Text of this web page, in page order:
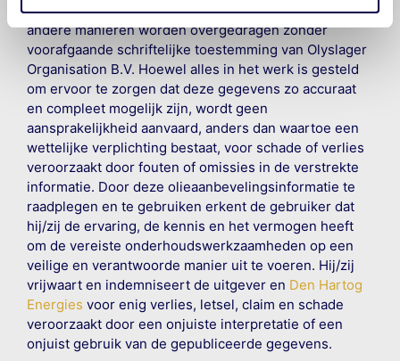
gereproduceerd, opgeslagen in een database of op
andere manieren worden overgedragen zonder
voorafgaande schriftelijke toestemming van Olyslager
Organisation B.V. Hoewel alles in het werk is gesteld
om ervoor te zorgen dat deze gegevens zo accuraat
en compleet mogelijk zijn, wordt geen
aansprakelijkheid aanvaard, anders dan waartoe een
wettelijke verplichting bestaat, voor schade of verlies
veroorzaakt door fouten of omissies in de verstrekte
informatie. Door deze olieaanbevelingsinformatie te
raadplegen en te gebruiken erkent de gebruiker dat
hij/zij de ervaring, de kennis en het vermogen heeft
om de vereiste onderhoudswerkzaamheden op een
veilige en verantwoorde manier uit te voeren. Hij/zij
vrijwaart en indemniseert de uitgever en Den Hartog
Energies voor enig verlies, letsel, claim en schade
veroorzaakt door een onjuiste interpretatie of een
onjuist gebruik van de gepubliceerde gegevens.